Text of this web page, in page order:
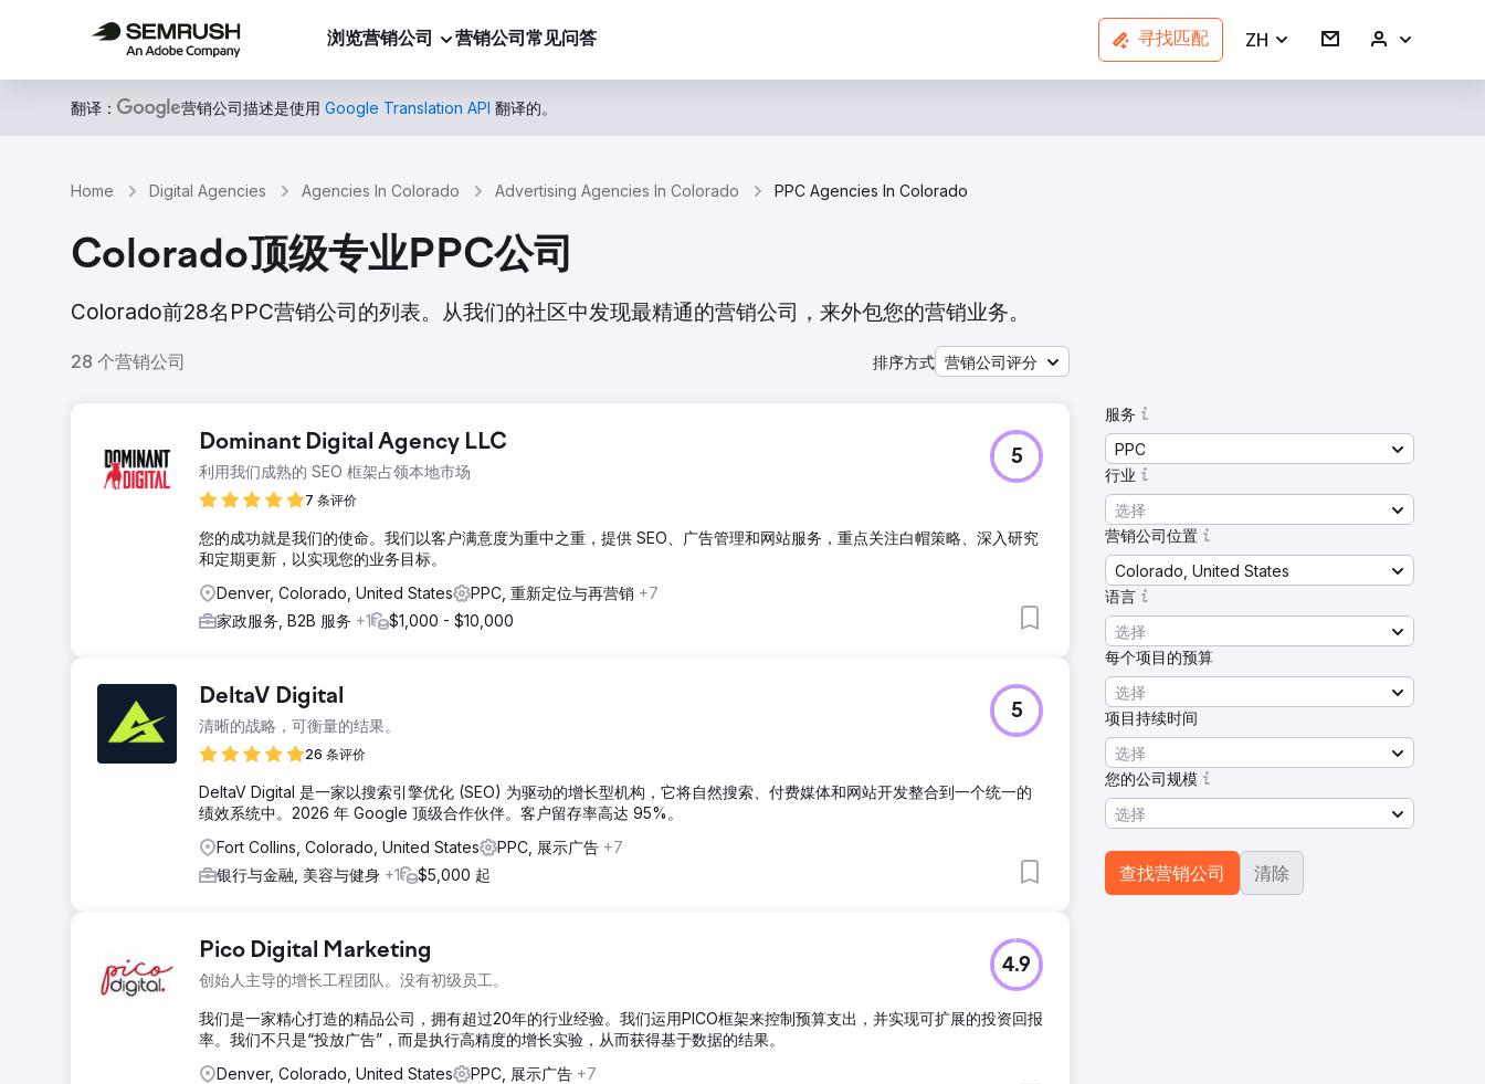
浏览营销公司 营销公司 常见问答 寻找匹配 ZH
翻译： 营销公司描述是使用 Google Translation API 翻译的。
Home Digital Agencies Agencies In Colorado Advertising Agencies In Colorado PPC Agencies In Colorado
Colorado顶级专业PPC公司
Colorado前28名PPC营销公司的列表。从我们的社区中发现最精通的营销公司，来外包您的营销业务。
28 个营销公司 排序方式 营销公司评分
Dominant Digital Agency LLC
利用我们成熟的 SEO 框架占领本地市场
7 条评价
5
您的成功就是我们的使命。我们以客户满意度为重中之重，提供 SEO、广告管理和网站服务，重点关注白帽策略、深入研究
和定期更新，以实现您的业务目标。
Denver, Colorado, United States
PPC, 重新定位与再营销 +7
家政服务, B2B 服务 +1 $1,000 - $10,000
DeltaV Digital
清晰的战略，可衡量的结果。
26 条评价
5
DeltaV Digital 是一家以搜索引擎优化 (SEO) 为驱动的增长型机构，它将自然搜索、付费媒体和网站开发整合到一个统一的
绩效系统中。2026 年 Google 顶级合作伙伴。客户留存率高达 95%。
Fort Collins, Colorado, United States
PPC, 展示广告 +7
银行与金融, 美容与健身 +1 $5,000 起
Pico Digital Marketing
创始人主导的增长工程团队。没有初级员工。
4.9
我们是一家精心打造的精品公司，拥有超过20年的行业经验。我们运用PICO框架来控制预算支出，并实现可扩展的投资回报
率。我们不只是“投放广告”，而是执行高精度的增长实验，从而获得基于数据的结果。
Denver, Colorado, United States
PPC, 展示广告 +7
服务
PPC
行业
选择
营销公司位置
Colorado, United States
语言
选择
每个项目的预算
选择
项目持续时间
选择
您的公司规模
选择
查找营销公司 清除